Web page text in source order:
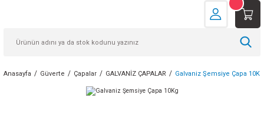
Anasayfa Güverte Çapalar GALVANİZ ÇAPALAR Galvaniz Şemsiye Çapa 10Kg